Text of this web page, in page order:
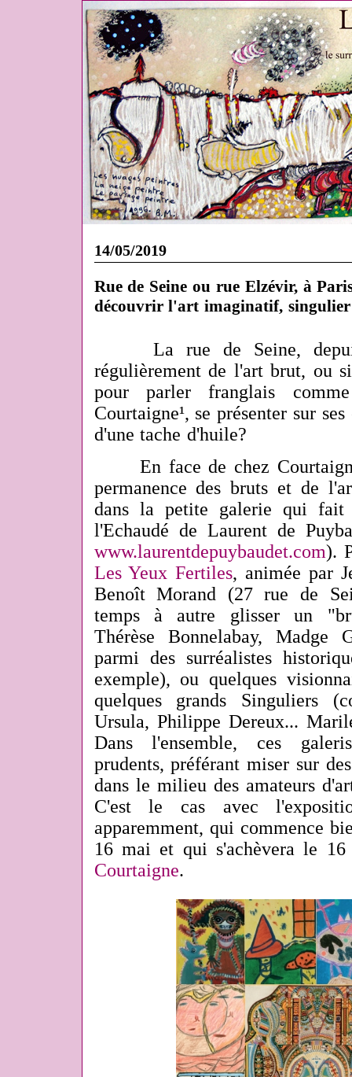
14/05/2019
Rue de Seine ou rue Elzévir, à
découvrir l'art imaginatif,
La rue de Seine,
régulièrement de l'art brut, ou
pour parler franglais
Courtaigne¹, se présenter sur
d'une tache d'huile?
En face de chez
permanence des bruts et de
dans la petite galerie qui
l'Echaudé de Laurent de
www.laurentdepuybaudet.com).
Les Yeux Fertiles, animée par
Benoît Morand (27 rue de
temps à autre glisser un
Thérèse Bonnelabay, Madge
parmi des surréalistes
exemple), ou quelques
quelques grands Singuliers
Ursula, Philippe Dereux...
Dans l'ensemble, ces
prudents, préférant miser sur
dans le milieu des amateurs
C'est le cas avec
apparemment, qui commence
16 mai et qui s'achèvera le
Courtaigne.